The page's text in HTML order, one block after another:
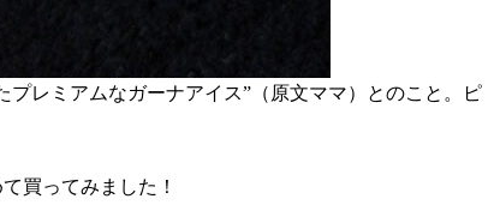
レミアムなガーナアイス”（原文ママ）とのこと。ピ
買ってみました！